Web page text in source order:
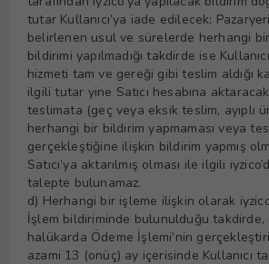
tutar Kullanıcı’ya iade edilecek;
belirlenen usul ve sürelerde herhangi
bildirimi yapılmadığı takdirde ise
hizmeti tam ve gereği gibi teslim aldığı
ilgili tutar yine Satıcı hesabına
teslimata (geç veya eksik teslim, ayıplı
herhangi bir bildirim yapmaması veya
gerçekleştiğine ilişkin bildirim yapmış
Satıcı’ya aktarılmış olması ile ilgili
talepte bulunamaz.
d) Herhangi bir işleme ilişkin olarak
İşlem bildiriminde bulunulduğu
halükarda Ödeme İşlemi’nin
azami 13 (onüç) ay içerisinde Kullanıcı